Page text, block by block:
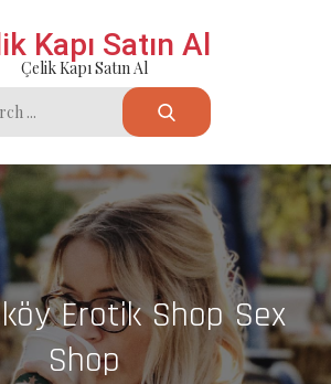
Kapı Satın Al
Çelik Kapı Satın Al
Erotik Shop Sex
Shop